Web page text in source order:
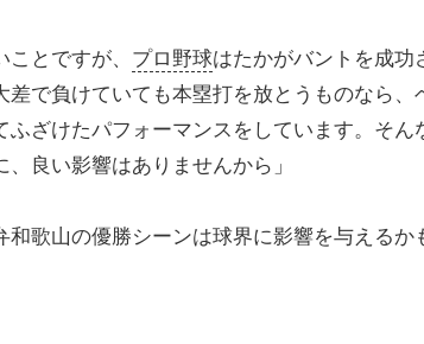
ことですが、 プロ野球はたかがバントを成功
差で負けていても本塁打を放とうものなら、
ふざけたパフォーマンスをしています。そん
、良い影響はありませんから」
歌山の優勝シーンは球界に影響を与えるか